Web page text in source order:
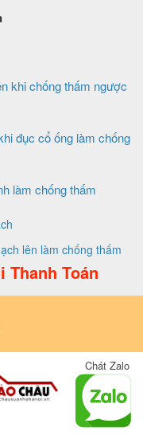
khi chống thấm ngược
đục cổ ống làm chống
làm chống thấm
lên làm chống thấm
Thanh Toán
Chát Zalo